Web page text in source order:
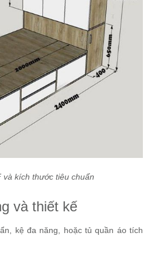
và kích thước tiêu chuẩn
và thiết kế
kệ đa năng, hoặc tủ quần áo tích